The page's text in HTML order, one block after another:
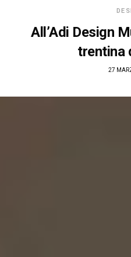
All’Adi Design
trentina
27